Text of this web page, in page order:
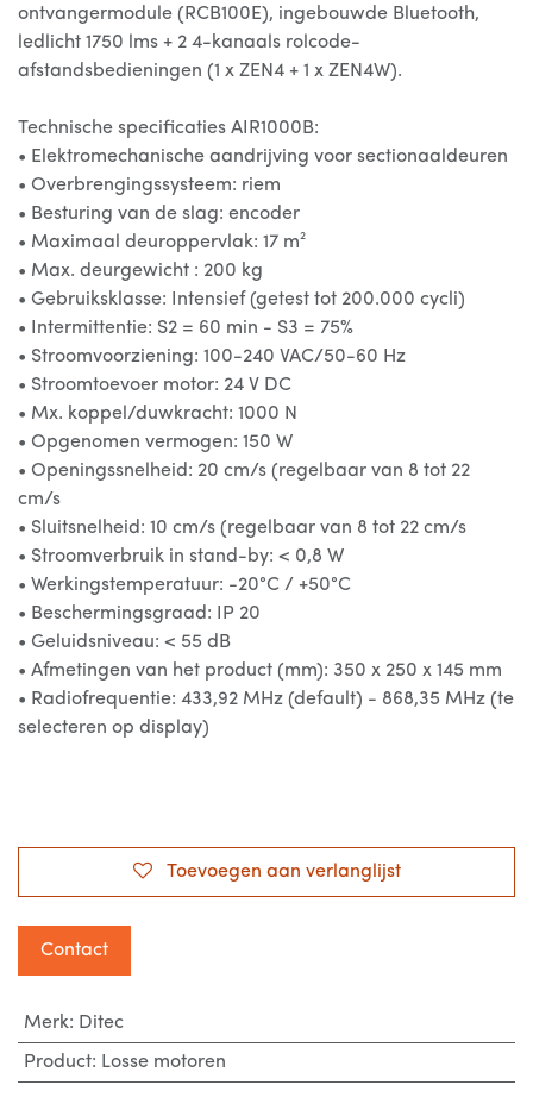
ontvangermodule (RCB100E), ingebouwde Bluetooth,
ledlicht 1750 lms + 2 4-kanaals rolcode-
afstandsbedieningen (1 x ZEN4 + 1 x ZEN4W).
Technische specificaties AIR1000B:
• Elektromechanische aandrijving voor sectionaaldeuren
• Overbrengingssysteem: riem
• Besturing van de slag: encoder
• Maximaal deuroppervlak: 17 m²
• Max. deurgewicht : 200 kg
• Gebruiksklasse: Intensief (getest tot 200.000 cycli)
• Intermittentie: S2 = 60 min - S3 = 75%
• Stroomvoorziening: 100-240 VAC/50-60 Hz
• Stroomtoevoer motor: 24 V DC
• Mx. koppel/duwkracht: 1000 N
• Opgenomen vermogen: 150 W
• Openingssnelheid: 20 cm/s (regelbaar van 8 tot 22
cm/s
• Sluitsnelheid: 10 cm/s (regelbaar van 8 tot 22 cm/s
• Stroomverbruik in stand-by: < 0,8 W
• Werkingstemperatuur: -20°C / +50°C
• Beschermingsgraad: IP 20
• Geluidsniveau: < 55 dB
• Afmetingen van het product (mm): 350 x 250 x 145 mm
• Radiofrequentie: 433,92 MHz (default) - 868,35 MHz (te
selecteren op display)
Toevoegen aan verlanglijst
Contact
Merk: Ditec
Product: Losse motoren